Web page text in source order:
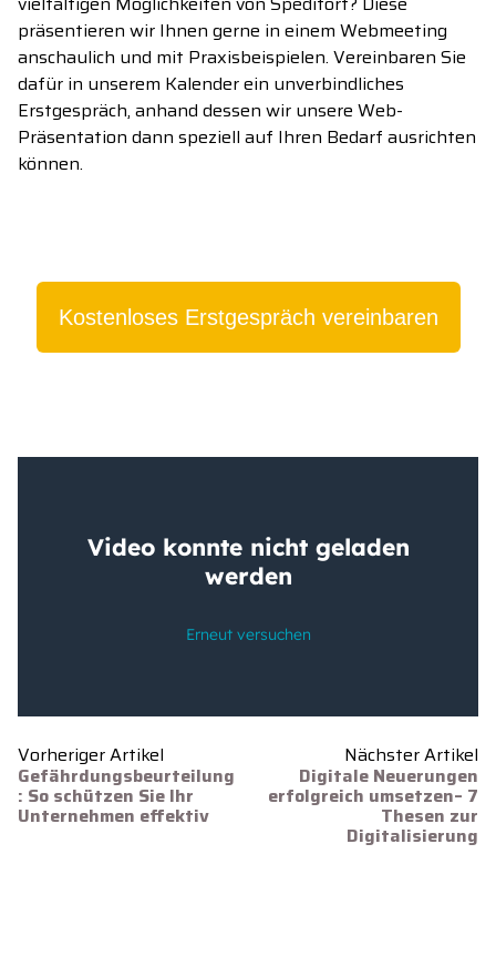
präsentieren wir Ihnen gerne in einem Webmeeting
anschaulich und mit Praxisbeispielen. Vereinbaren Sie
dafür in unserem Kalender ein unverbindliches
Erstgespräch, anhand dessen wir unsere Web-
Präsentation dann speziell auf Ihren Bedarf ausrichten
können.
Kostenloses Erstgespräch vereinbaren
Vorheriger Artikel
Gefährdungsbeurteilung
: So schützen Sie Ihr
Unternehmen effektiv
Nächster Artikel
Digitale Neuerungen
erfolgreich umsetzen– 7
Thesen zur
Digitalisierung